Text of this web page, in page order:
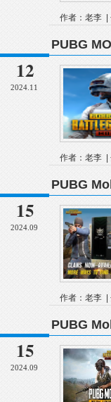
作者：老李 |
12
2024.11
PUBG
作者：老李 |
15
2024.09
PUBG
作者：老李 |
15
2024.09
PUBG